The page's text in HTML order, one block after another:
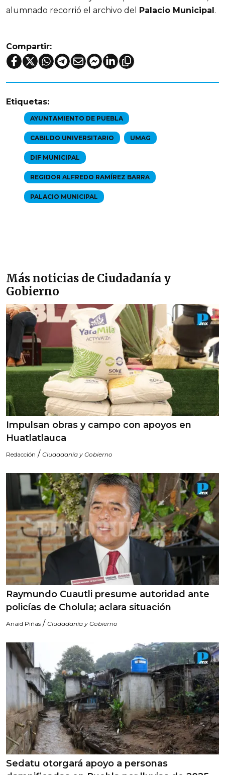
alumnado recorrió el archivo del
Palacio Municipal .
Compartir:
Etiquetas:
AYUNTAMIENTO DE PUEBLA
CABILDO UNIVERSITARIO UMAG
DIF MUNICIPAL
REGIDOR ALFREDO RAMÍREZ BARRA
PALACIO MUNICIPAL
Más noticias de Ciudadanía y
Gobierno
Impulsan obras y campo con apoyos en
Huatlatlauca
Redacción / Ciudadanía y Gobierno
Raymundo Cuautli presume autoridad ante
policías de Cholula; aclara situación
Anaid Piñas / Ciudadanía y Gobierno
Sedatu otorgará apoyo a personas